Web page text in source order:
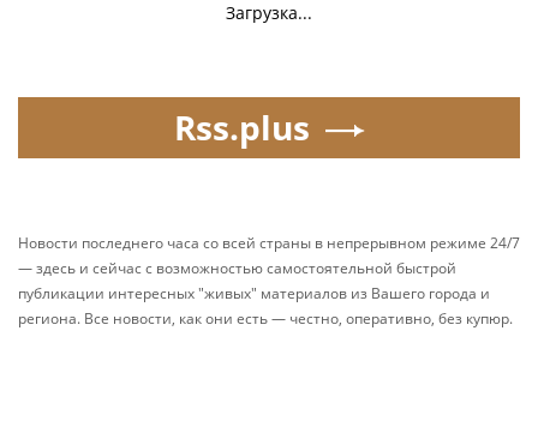
Загрузка...
Rss.plus
Новости последнего часа со всей страны в непрерывном режиме 24/7
— здесь и сейчас с возможностью самостоятельной быстрой
публикации интересных "живых" материалов из Вашего города и
региона. Все новости, как они есть — честно, оперативно, без купюр.